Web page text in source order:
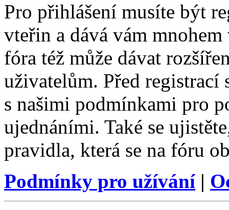
Pro přihlášení musíte být
vteřin a dává vám
fóra též může dávat
uživatelům. Před registrací
s našimi podmínkami pro
ujednáními. Také se
pravidla, která se na fóru
Podmínky pro užívání|